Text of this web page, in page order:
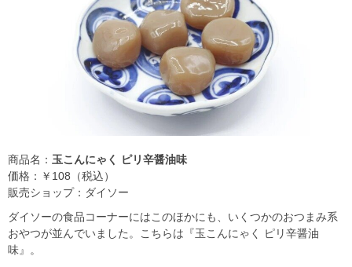
商品名： 玉こんにゃく ピリ辛醤油味
価格：￥108（税込）
販売ショップ：ダイソー
ダイソーの食品コーナーにはこのほかにも、いくつかのおつまみ系
おやつが並んでいました。こちらは『玉こんにゃく ピリ辛醤油
味』。